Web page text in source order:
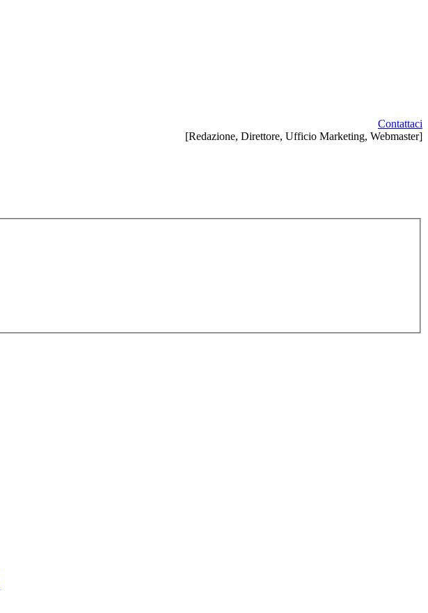
Contattaci
[Redazione, Direttore, Ufficio Marketing, Webmaster]